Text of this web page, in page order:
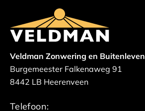
Veldman Zonwering en Buitenleven
Burgemeester Falkenaweg 91
8442 LB Heerenveen
Telefoon: